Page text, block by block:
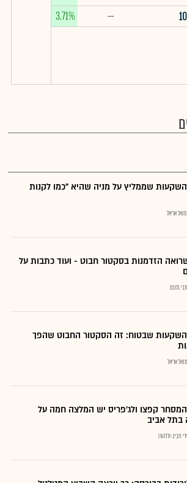
--
3.71%
שממליץ על מניה שהיא "כמו לקנות
אריאל
הזדמנות בסקטור חבוט - ועוד כתבות על
גלובס
שבטוח: זה הסקטור החבוט שהפך
אריאל
המסחר קפצו ולג'פריס יש המלצה חמה על
בתל אביב
חביב-ולדהורן